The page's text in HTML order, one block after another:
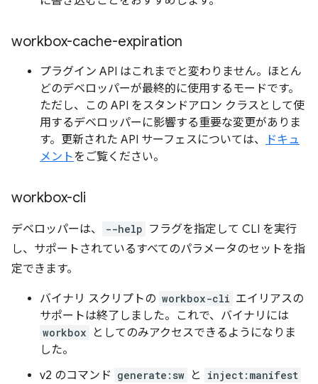
workbox-cache-expiration
プラグイン API はこれまでと変わりません。ほとん
どのデベロッパーが最終的に使用するモードです。
ただし、この API をスタンドアロン クラスとして使
用するデベロッパーに影響する重要な変更がありま
す。更新された API サーフェスについては、
ドキュ
メントをご覧ください。
workbox-cli
デベロッパーは、 --help フラグを指定して CLI を実行
し、サポートされているすべてのパラメータのセットを指
定できます。
バイナリ スクリプトの workbox-cli エイリアスの
サポートは終了しました。これで、バイナリには
workbox
としてのみアクセスできるようになりま
した。
v2 のコマンド generate:sw と inject:manifest